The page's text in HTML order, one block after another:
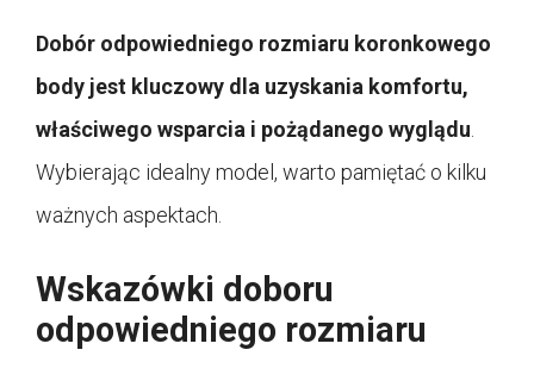
Dobór odpowiedniego rozmiaru koronkowego
body jest kluczowy dla uzyskania komfortu,
właściwego wsparcia i pożądanego wyglądu.
Wybierając idealny model, warto pamiętać o kilku
ważnych aspektach.
Wskazówki doboru
odpowiedniego rozmiaru